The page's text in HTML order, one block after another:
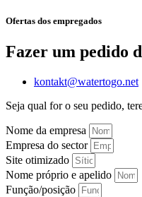
Ofertas dos empregados
Fazer um pedido
kontakt@watertogo.net
Seja qual for o seu pedido,
Nome da empresa
Empresa do sector
Site otimizado
Nome próprio e apelido
Função/posição